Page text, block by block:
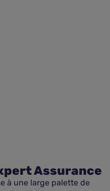
Assurance
à une large palette de